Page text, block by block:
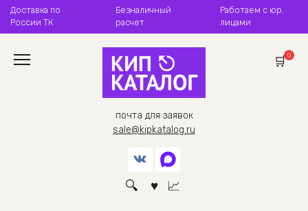
Перейти
содержанию
Доставка по
России ТК
Безналичный
расчет
Работаем с юр.
лицами
почта для заявок
sale@kipkatalog.ru
0